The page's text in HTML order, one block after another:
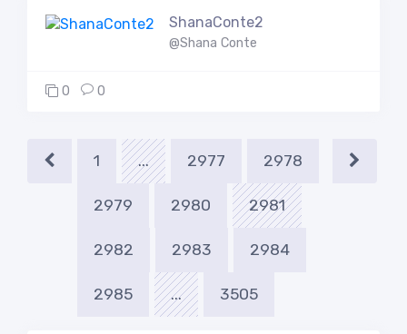
ShanaConte2
@Shana Conte
0 0
1 ... 2977 2978
2979 2980 2981
2982 2983 2984
2985 ... 3505